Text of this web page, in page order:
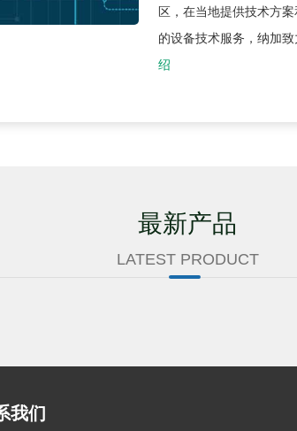
区，在当地提供技术方
的设备技术服务，纳加
绍
最新产品
LATEST PRODUCT
我们